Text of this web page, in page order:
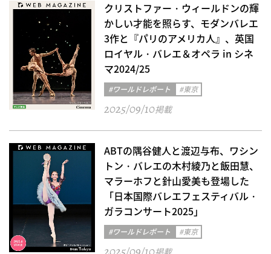
クリストファー・ウィールドンの輝
かしい才能を照らす、モダンバレエ
3作と『パリのアメリカ人』、英国
ロイヤル・バレエ＆オペラ in シネ
マ2024/25
#ワールドレポート #東京
2025/09/10掲載
ABTの隅谷健人と渡辺与布、ワシン
トン・バレエの木村綾乃と飯田慧、
マラーホフと針山愛美も登場した
「日本国際バレエフェスティバル・
ガラコンサート2025」
#ワールドレポート #東京